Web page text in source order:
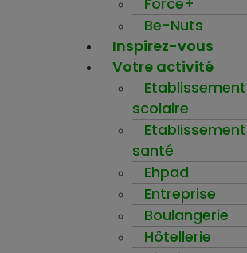
Be-Nuts
Inspirez-vous
Votre activité
Etablissement
scolaire
santé
Ehpad
Entreprise
Boulangerie
Hôtellerie